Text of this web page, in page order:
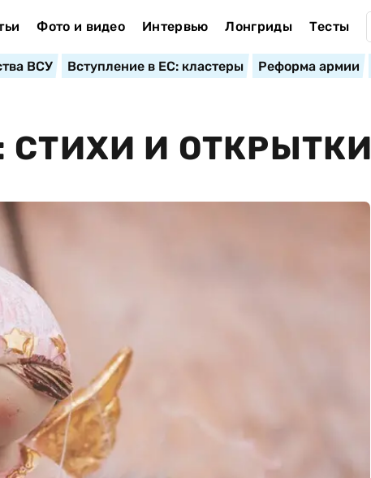
Фото и видео Интервью Лонгриды Тесты
ВСУ Вступление в ЕС: кластеры Реформа армии
И ОТКРЫТКИ